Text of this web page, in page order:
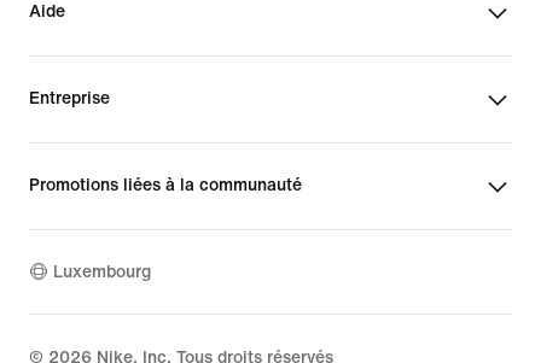
Aide
Entreprise
Promotions liées à la communauté
Luxembourg
© 2026 Nike, Inc. Tous droits réservés